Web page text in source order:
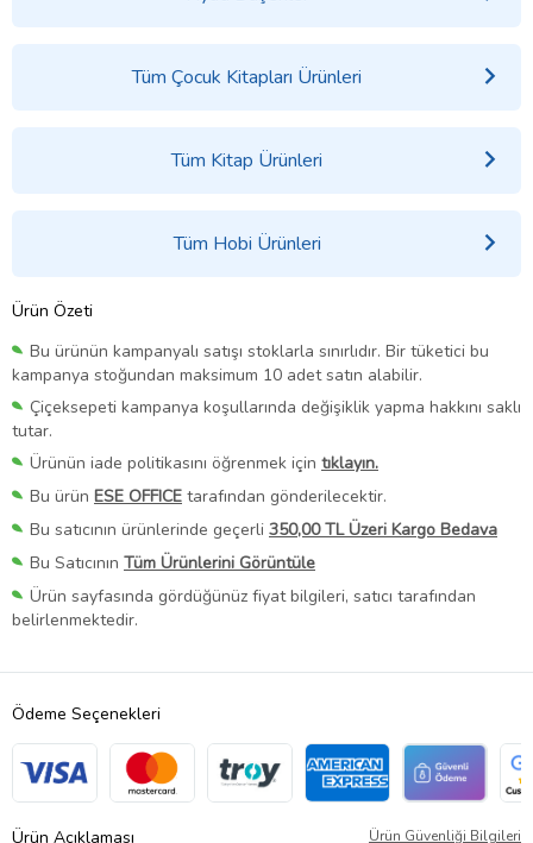
Tüm Çocuk Kitapları Ürünleri
Tüm Kitap Ürünleri
Tüm Hobi Ürünleri
Ürün Özeti
Bu ürünün kampanyalı satışı stoklarla sınırlıdır. Bir tüketici bu
kampanya stoğundan maksimum 10 adet satın alabilir.
Çiçeksepeti kampanya koşullarında değişiklik yapma hakkını saklı
tutar.
Ürünün iade politikasını öğrenmek için tıklayın.
Bu ürün ESE OFFICE tarafından gönderilecektir.
Bu satıcının ürünlerinde geçerli 350,00 TL Üzeri Kargo Bedava
Bu Satıcının Tüm Ürünlerini Görüntüle
Ürün sayfasında gördüğünüz fiyat bilgileri, satıcı tarafından
belirlenmektedir.
Ödeme Seçenekleri
Ürün Açıklaması Ürün Güvenliği Bilgileri